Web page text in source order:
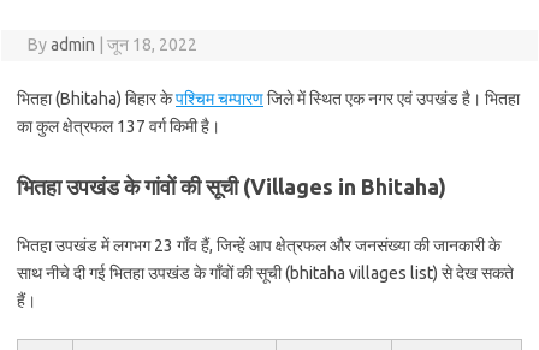
Byadmin जून 18, 2022
भितहा (Bhitaha) बिहार केपश्चिम चम्पारणजिले में स्थित एक नगर एवं उपखंड है। भितहा
का कुल क्षेत्रफल 137 वर्ग किमी है।
भितहा उपखंड के गांवों की सूची (Villages in Bhitaha)
भितहा उपखंड में लगभग 23 गाँव हैं, जिन्हें आप क्षेत्रफल और जनसंख्या की जानकारी के
साथ नीचे दी गई भितहा उपखंड के गाँवों की सूची (bhitaha villages list) से देख सकते
हैं।